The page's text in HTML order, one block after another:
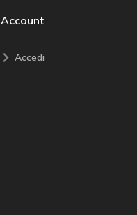
Account
Accedi